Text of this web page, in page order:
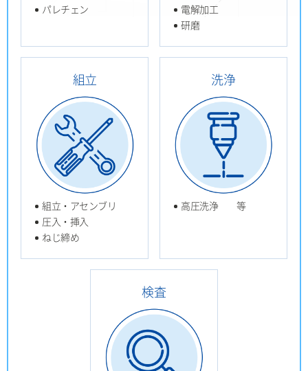
パレチェン
電解加工
研磨
組立
組立・アセンブリ
圧入・挿入
ねじ締め
洗浄
高圧洗浄 等
検査